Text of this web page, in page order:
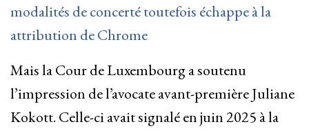
modalités de concerté toutefois échappe à la
attribution de Chrome
Mais la Cour de Luxembourg a soutenu
l’impression de l’avocate avant-première Juliane
Kokott. Celle-ci avait signalé en juin 2025 à la